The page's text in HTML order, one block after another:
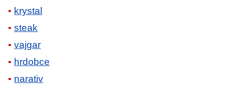
krystal
steak
vajgar
hrdobce
narativ